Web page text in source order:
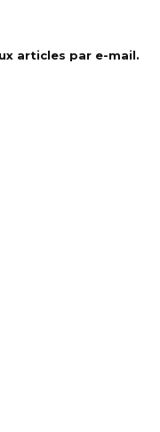
articles par e-mail.